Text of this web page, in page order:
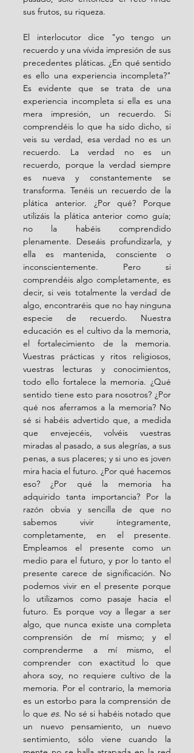
sus frutos, su riqueza.
El interlocutor dice "yo tengo un
recuerdo y una vívida impresión de sus
precedentes pláticas. ¿En qué sentido
es ello una experiencia incompleta?"
Es evidente que se trata de una
experiencia incompleta si ella es una
mera impresión, un recuerdo. Si
comprendéis lo que ha sido dicho, si
veis su verdad, esa verdad no es un
recuerdo. La verdad no es un
recuerdo, porque la verdad siempre
es nueva y constantemente se
transforma. Tenéis un recuerdo de la
plática anterior. ¿Por qué? Porque
utilizáis la plática anterior como guía;
no la habéis comprendido
plenamente. Deseáis profundizarla, y
ella es mantenida, consciente o
inconscientemente. Pero si
comprendéis algo completamente, es
decir, si veis totalmente la verdad de
algo, encontraréis que no hay ninguna
especie de recuerdo. Nuestra
educación es el cultivo da la memoria,
el fortalecimiento de la memoria.
Vuestras prácticas y ritos religiosos,
vuestras lecturas y conocimientos,
todo ello fortalece la memoria. ¿Qué
sentido tiene esto para nosotros? ¿Por
qué nos aferramos a la memoria? No
sé si habéis advertido que, a medida
que envejecéis, volvéis vuestras
miradas al pasado, a sus alegrías, a sus
penas, a sus placeres; y si uno es joven
mira hacia el futuro. ¿Por qué hacemos
eso? ¿Por qué la memoria ha
adquirido tanta importancia? Por la
razón obvia y sencilla de que no
sabemos vivir íntegramente,
completamente, en el presente.
Empleamos el presente como un
medio para el futuro, y por lo tanto el
presente carece de significación. No
podemos vivir en el presente porque
lo utilizamos como pasaje hacia el
futuro. Es porque voy a llegar a ser
algo, que nunca existe una completa
comprensión de mí mismo; y el
comprenderme a mí mismo, el
comprender con exactitud lo que
ahora soy, no requiere cultivo de la
memoria. Por el contrario, la memoria
es un estorbo para la comprensión de
lo que es. No sé si habéis notado que
un nuevo pensamiento, un nuevo
sentimiento, sólo viene cuando la